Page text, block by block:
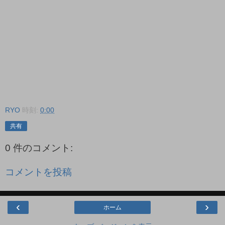
RYO 時刻: 0:00
共有
0 件のコメント:
コメントを投稿
‹ ›
ホーム